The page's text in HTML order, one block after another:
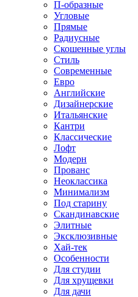
П-образные
Угловые
Прямые
Радиусные
Скошенные углы
Стиль
Современные
Евро
Английские
Дизайнерские
Итальянские
Кантри
Классические
Лофт
Модерн
Прованс
Неоклассика
Минимализм
Под старину
Скандинавские
Элитные
Эксклюзивные
Хай-тек
Особенности
Для студии
Для хрущевки
Для дачи